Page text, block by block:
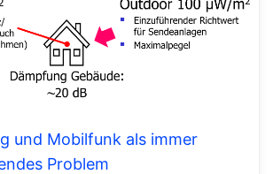
und Mobilfunk als immer
Problem